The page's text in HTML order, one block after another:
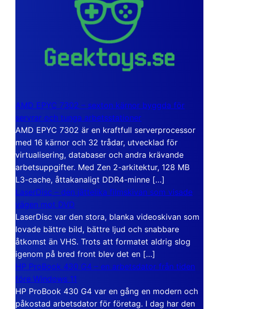
AMD EPYC 7302 – sexton kärnor byggda för
servrar och tunga arbetsstationer
AMD EPYC 7302 är en kraftfull serverprocessor
med 16 kärnor och 32 trådar, utvecklad för
virtualisering, databaser och andra krävande
arbetsuppgifter. Med Zen 2-arkitektur, 128 MB
L3-cache, åttakanaligt DDR4-minne […]
LaserDisc – den jättelika filmskivan som visade
vägen mot DVD
LaserDisc var den stora, blanka videoskivan som
lovade bättre bild, bättre ljud och snabbare
åtkomst än VHS. Trots att formatet aldrig slog
igenom på bred front blev det en […]
HP ProBook 430 G4 – en arbetsdator från tiden
före Windows 11
HP ProBook 430 G4 var en gång en modern och
påkostad arbetsdator för företag. I dag har den